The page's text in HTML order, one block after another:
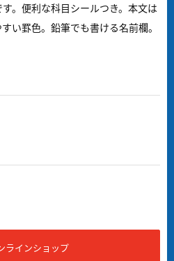
。便利な科目シールつき。本文は
い罫色。鉛筆でも書ける名前欄。
ラインショップ